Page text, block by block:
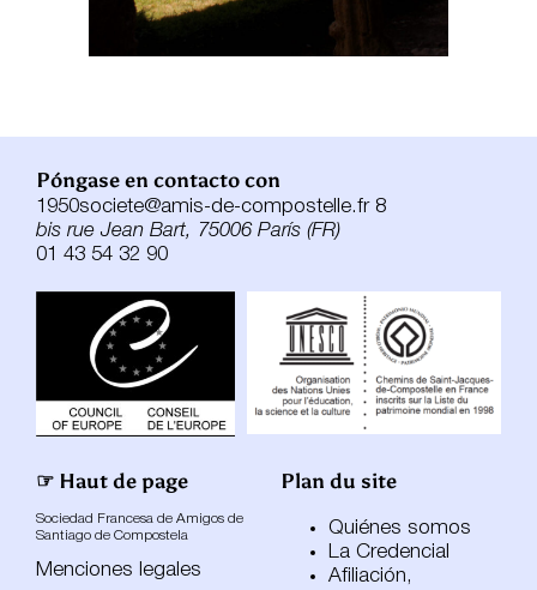
☞ Haut de page
Sociedad Francesa de Amigos de
Santiago de Compostela
Menciones legales
Póngase en contacto con
1950societe@amis-de-compostelle.fr 8
bis rue Jean Bart, 75006 París (FR)
01 43 54 32 90
Plan du site
Quiénes somos
La Credencial
Afiliación,